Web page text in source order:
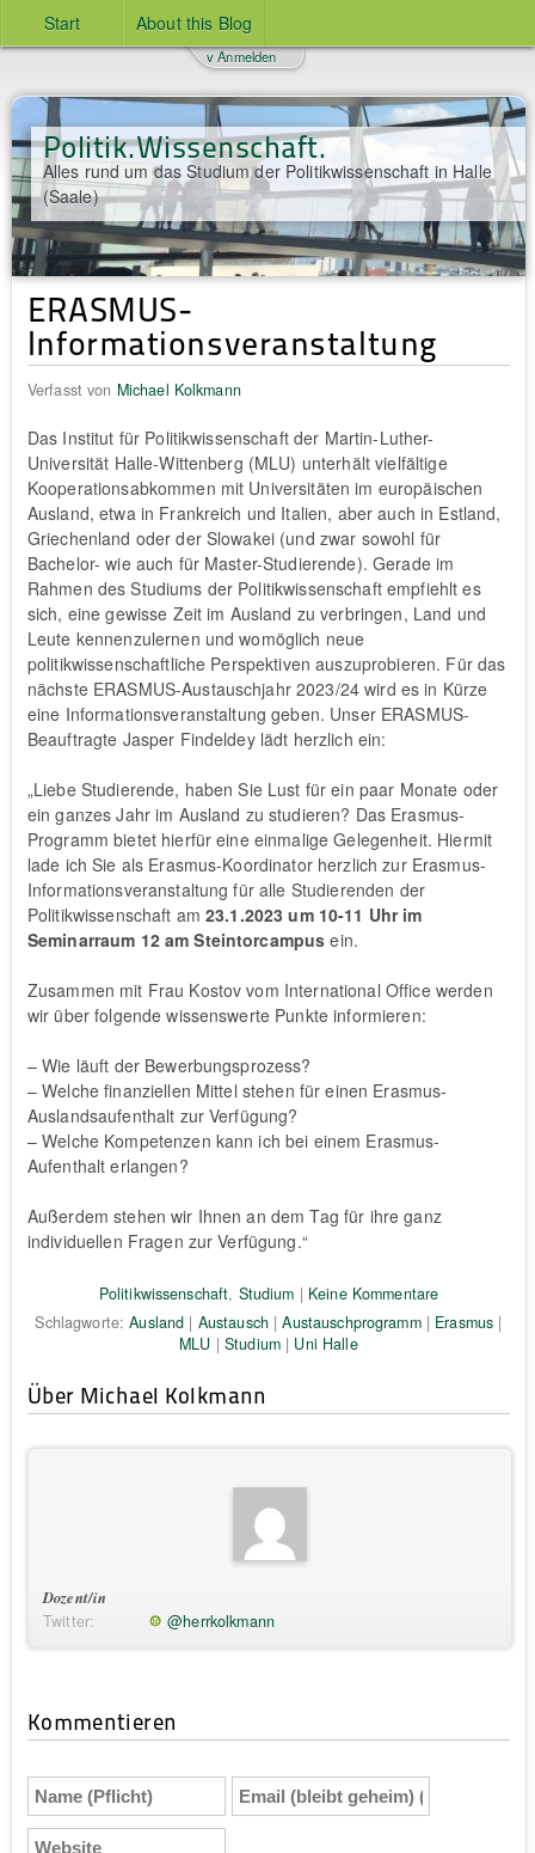
Start About this Blog
Politik.Wissenschaft.
Alles rund um das Studium der Politikwissenschaft in Halle
(Saale)
v Anmelden
ERASMUS-
Informationsveranstaltung
Verfasst von Michael Kolkmann
Das Institut für Politikwissenschaft der Martin-Luther-
Universität Halle-Wittenberg (MLU) unterhält vielfältige
Kooperationsabkommen mit Universitäten im europäischen
Ausland, etwa in Frankreich und Italien, aber auch in Estland,
Griechenland oder der Slowakei (und zwar sowohl für
Bachelor- wie auch für Master-Studierende). Gerade im
Rahmen des Studiums der Politikwissenschaft empfiehlt es
sich, eine gewisse Zeit im Ausland zu verbringen, Land und
Leute kennenzulernen und womöglich neue
politikwissenschaftliche Perspektiven auszuprobieren. Für das
nächste ERASMUS-Austauschjahr 2023/24 wird es in Kürze
eine Informationsveranstaltung geben. Unser ERASMUS-
Beauftragte Jasper Findeldey lädt herzlich ein:
„Liebe Studierende, haben Sie Lust für ein paar Monate oder
ein ganzes Jahr im Ausland zu studieren? Das Erasmus-
Programm bietet hierfür eine einmalige Gelegenheit. Hiermit
lade ich Sie als Erasmus-Koordinator herzlich zur Erasmus-
Informationsveranstaltung für alle Studierenden der
Politikwissenschaft am 23.1.2023 um 10-11 Uhr im
Seminarraum 12 am Steintorcampus ein.
Zusammen mit Frau Kostov vom International Office werden
wir über folgende wissenswerte Punkte informieren:
– Wie läuft der Bewerbungsprozess?
– Welche finanziellen Mittel stehen für einen Erasmus-
Auslandsaufenthalt zur Verfügung?
– Welche Kompetenzen kann ich bei einem Erasmus-
Aufenthalt erlangen?
Außerdem stehen wir Ihnen an dem Tag für ihre ganz
individuellen Fragen zur Verfügung.“
Politikwissenschaft, Studium | Keine Kommentare
Schlagworte:Ausland | Austausch|Austauschprogramm| Erasmus |
MLU |Studium | Uni Halle
Über Michael Kolkmann
Dozent/in
Twitter:
@herrkolkmann
Kommentieren
Name
(Pflicht)
Email
(bleibt
Website